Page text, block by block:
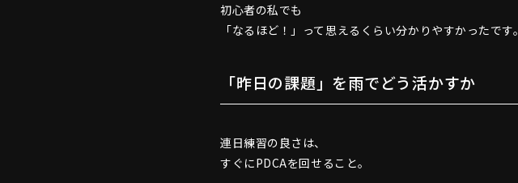
初心者の私でも
「なるほど！」って思えるくらい分かりやすかったです。
「昨日の課題」を雨でどう活かすか
連日練習の良さは、
すぐにPDCAを回せること。